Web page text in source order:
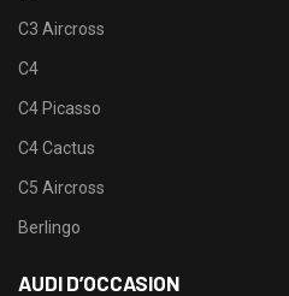
C3 Aircross
C4
C4 Picasso
C4 Cactus
C5 Aircross
Berlingo
AUDI D’OCCASION